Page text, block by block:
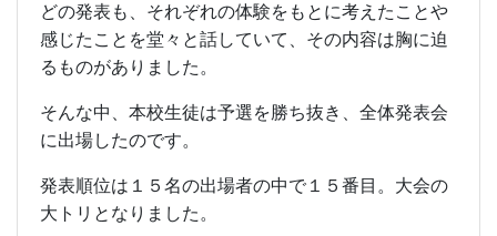
どの発表も、それぞれの体験をもとに考えたことや
感じたことを堂々と話していて、その内容は胸に迫
るものがありました。
そんな中、本校生徒は予選を勝ち抜き、全体発表会
に出場したのです。
発表順位は１５名の出場者の中で１５番目。大会の
大トリとなりました。